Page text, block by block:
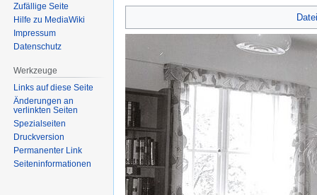
Navigation
Suche
Zufällige Seite
Hilfe zu MediaWiki
Impressum
Datenschutz
Werkzeuge
Links auf diese Seite
Änderungen an
verlinkten Seiten
Spezialseiten
Druckversion
Permanenter Link
Seiten­informationen